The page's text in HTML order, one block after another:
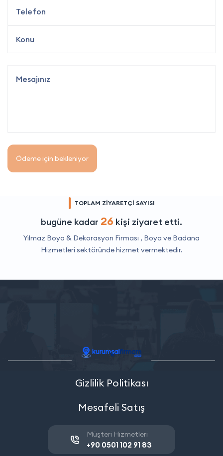
Ödeme için bekleniyor
TOPLAM ZİYARETÇİ SAYISI
bugüne kadar 26 kişi ziyaret etti.
Yılmaz Boya & Dekorasyon Firması , Boya ve Badana
Hizmetleri sektöründe hizmet vermektedir.
Gizlilik Politikası
Mesafeli Satış
Müşteri Hizmetleri
+90 0501 102 91 83